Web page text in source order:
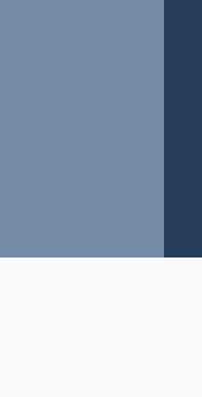
ugrik)
oldalra ugrik)
ugrik)